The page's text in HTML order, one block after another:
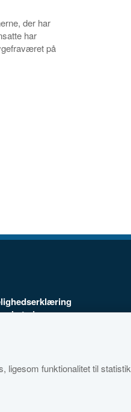
der har
har
på
ligesom funktionalitet til statistik